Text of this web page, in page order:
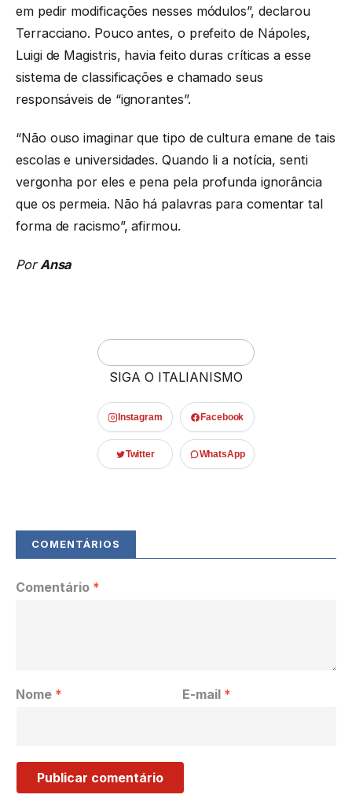
em pedir modificações nesses módulos”, declarou
Terracciano. Pouco antes, o prefeito de Nápoles,
Luigi de Magistris, havia feito duras críticas a esse
sistema de classificações e chamado seus
responsáveis de “ignorantes”.
“Não ouso imaginar que tipo de cultura emane de tais
escolas e universidades. Quando li a notícia, senti
vergonha por eles e pena pela profunda ignorância
que os permeia. Não há palavras para comentar tal
forma de racismo”, afirmou.
PorAnsa
SIGA O ITALIANISMO
Instagram Facebook
Twitter WhatsApp
Comentário *
Nome * E-mail *